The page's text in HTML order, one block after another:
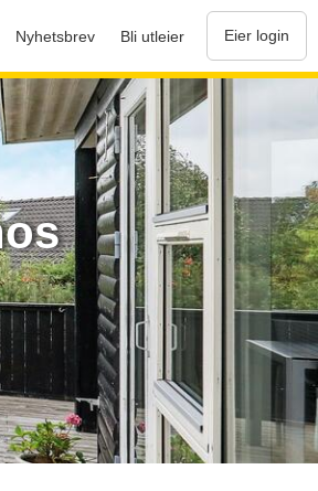
Nyhetsbrev Bli utleier Eier login